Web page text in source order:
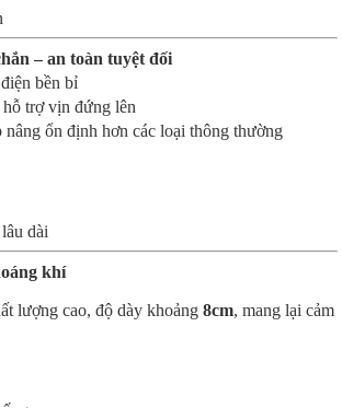
– an toàn tuyệt đối
bền bỉ
trợ vịn đứng lên
ổn định hơn các loại thông thường
dài
khí
lượng cao, độ dày khoảng8cm, mang lại cảm